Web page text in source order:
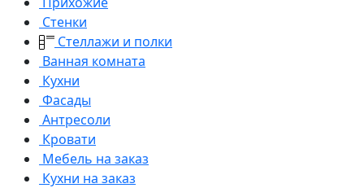
Стенки
Стеллажи и полки
Ванная комната
Кухни
Фасады
Антресоли
Кровати
Мебель на заказ
Кухни на заказ